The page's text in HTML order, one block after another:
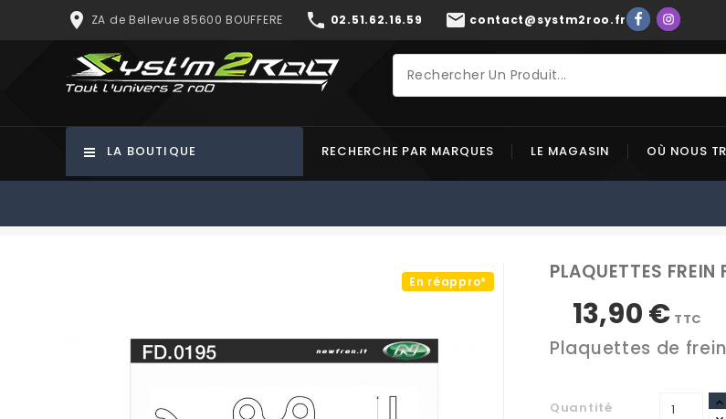
place ZA de Bellevue 85600 BOUFFERE phone 02.51.62.16.59 mail contact@systm2roo.fr
LA BOUTIQUE RECHERCHE PAR MARQUES LE MAGASIN OÙ NOUS
En réappro* PLAQUETTES FREIN
13,90 € TTC
Plaquettes de frein
Quantité